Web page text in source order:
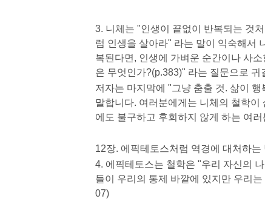
3. 니체는 "인생이 끝없이 반복되는 것
럼 인생을 살아라" 라는 말이 익숙해서
복된다면, 인생에 가벼운 순간이나 사
은 무엇인가?(p.383)" 라는 질문으로 귀
저자는 마지막에 "그냥 춤출 것. 삶이
말합니다. 여러분에게는 니체의 철학
에도 불구하고 후회하지 않게 하는 여
12장. 에픽테토스처럼 역경에 대처하는
4. 에픽테토스는 철학은 "우리 자신의
들이 우리의 통제 바깥에 있지만 우리
07)